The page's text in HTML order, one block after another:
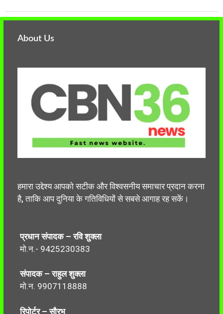
About Us
हमारा उद्देश्य आपको सटीक और विश्वसनीय समाचार प्रदान करना
है, ताकि आप दुनिया के गतिविधियों से सबसे आगाह रह सकें।
प्रधान संपादक – रवि शुक्ला
मो.न.- 9425230383
संपादक – राहुल शुक्ला
मो.न. 9907118888
रिपोर्टर – सौरभ